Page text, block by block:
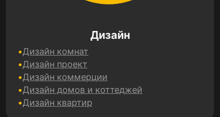
Дизайн
Дизайн комнат
Дизайн проект
Дизайн коммерции
Дизайн домов и коттеджей
Дизайн квартир